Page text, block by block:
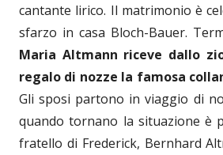
cantante lirico. Il matrimonio è
sfarzo in casa Bloch-Bauer.
Maria Altmann riceve dallo
regalo di nozze la famosa
Gli sposi partono in viaggio di
quando tornano la situazione è
fratello di Frederick, Bernhard